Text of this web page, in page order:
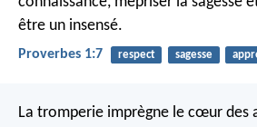
être un insensé.
Proverbes 1:7 respect sagesse
La tromperie imprègne le cœur des